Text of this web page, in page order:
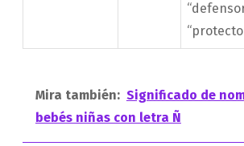
Mira también: Significado de
bebés niñas con letra Ñ